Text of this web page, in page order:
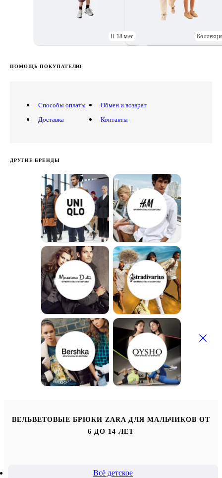
0-18 мес
ПОМОЩЬ ПОКУПАТЕЛЮ
Способы оплаты
Доставка
Обмен и возврат
Контакты
ДРУГИЕ БРЕНДЫ
ВЕЛЬВЕТОВЫЕ БРЮКИ ZARA ДЛЯ МАЛЬЧИКОВ ОТ
6 ДО 14 ЛЕТ
Всё детское